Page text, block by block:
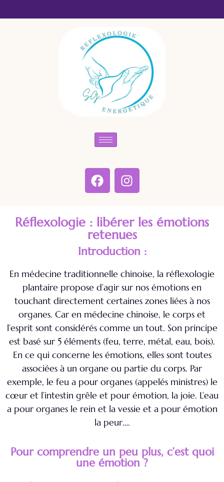
Réflexologie : libérer les émotions
retenues
Introduction :
En médecine traditionnelle chinoise, la réflexologie
plantaire propose d’agir sur nos émotions en
touchant directement certaines zones liées à nos
organes. Car en médecine chinoise, le corps et
l’esprit sont considérés comme un tout. Son principe
est basé sur 5 éléments (feu, terre, métal, eau, bois).
En ce qui concerne les émotions, elles sont toutes
associées à un organe ou partie du corps. Par
exemple, le feu a pour organes (appelés ministres) le
cœur et l’intestin grêle et pour émotion, la joie. L’eau
a pour organes le rein et la vessie et a pour émotion
la peur….
Pour comprendre un peu plus, c’est quoi
une émotion ?